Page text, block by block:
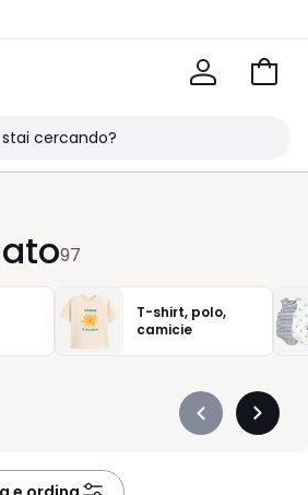
Vai
97
T-shirt, polo,
camicie
Précédent